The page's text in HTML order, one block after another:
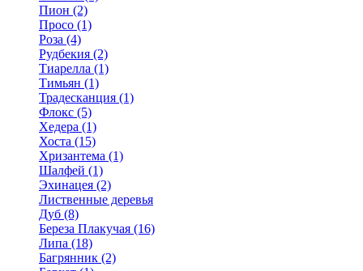
Пион (2)
Просо (1)
Роза (4)
Рудбекия (2)
Тиарелла (1)
Тимьян (1)
Традесканция (1)
Флокс (5)
Хедера (1)
Хоста (15)
Хризантема (1)
Шалфей (1)
Эхинацея (2)
Лиственные деревья
Дуб (8)
Береза Плакучая (16)
Липа (18)
Багрянник (2)